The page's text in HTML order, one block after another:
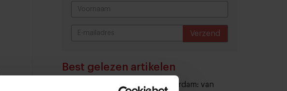
Verzend
Best gelezen artikelen
Eten in Amsterdam: van